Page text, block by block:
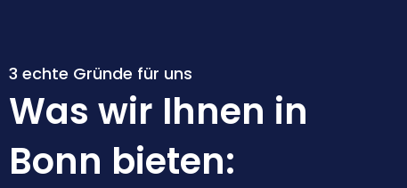
3 echte Gründe für uns
Was wir Ihnen in
Bonn bieten: